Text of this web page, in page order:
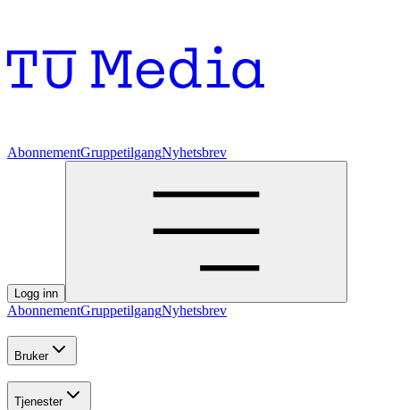
AbonnementGruppetilgangNyhetsbrev
Logg inn
AbonnementGruppetilgangNyhetsbrev
Bruker
Tjenester